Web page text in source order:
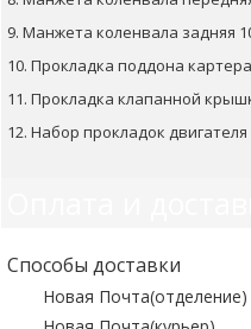
9. Манжета коленвала задняя
10. Прокладка поддона
11. Прокладка клапанной
12. Набор прокладок
Способы доставки
Новая Почта(отделение)